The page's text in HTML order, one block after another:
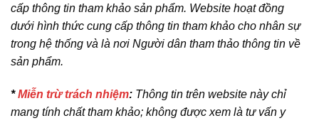
cấp thông tin tham khảo sản phẩm. Website hoạt đồng
dưới hình thức cung cấp thông tin tham khảo cho nhân sự
trong hệ thống và là nơi Người dân tham thảo thông tin về
sản phẩm.
*Miễn trừ trách nhiệm: Thông tin trên website này chỉ
mang tính chất tham khảo; không được xem là tư vấn y